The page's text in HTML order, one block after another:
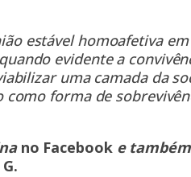
estável homoafetiva
evidente a
uma camada da
como forma de
no Facebook e também
.